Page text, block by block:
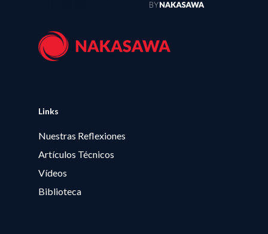
Links
Nuestras Reflexiones
Artículos Técnicos
Vídeos
Biblioteca